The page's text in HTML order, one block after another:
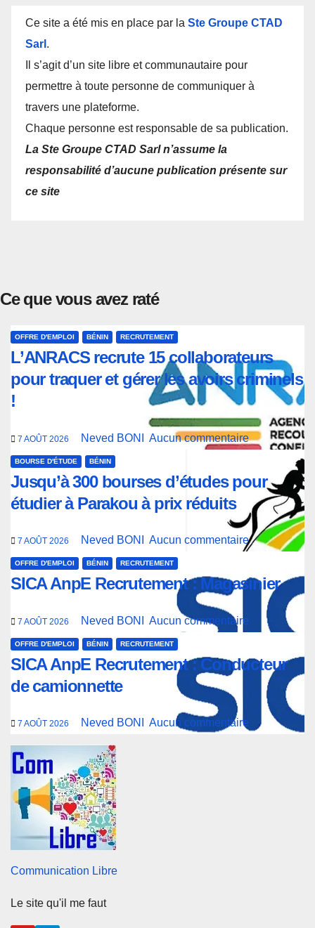
Ce site a été mis en place par la Ste Groupe CTAD
Sarl .
Il s’agit d’un site libre et communautaire pour
permettre à toute personne de communiquer à
travers une plateforme.
Chaque personne est responsable de sa publication.
La Ste Groupe CTAD Sarl n’assume la
responsabilité d’aucune publication présente sur
ce site
Ce que vous avez raté
OFFRE D'EMPLOI BÉNIN RECRUTEMENT
L’ANRACS recrute 15 collaborateurs
pour traquer et gérer les avoirs criminels
!
7 AOÛT 2026 Neved BONI Aucun commentaire
BOURSE D'ÉTUDE BÉNIN
Jusqu’à 300 bourses d’études pour
étudier à Parakou à prix réduits
7 AOÛT 2026 Neved BONI Aucun commentaire
OFFRE D'EMPLOI BÉNIN RECRUTEMENT
SICA AnpE Recrutement : Magasinier
7 AOÛT 2026 Neved BONI Aucun commentaire
OFFRE D'EMPLOI BÉNIN RECRUTEMENT
SICA AnpE Recrutement : Conducteur
de camionnette
7 AOÛT 2026 Neved BONI Aucun commentaire
Communication Libre
Le site qu'il me faut